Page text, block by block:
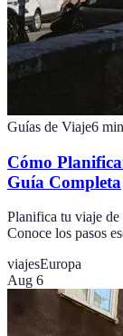
Guías de Viaje6 min
Cómo
Guía Completa
Planifica tu viaje de
Conoce los pasos
viajesEuropa
Aug 6